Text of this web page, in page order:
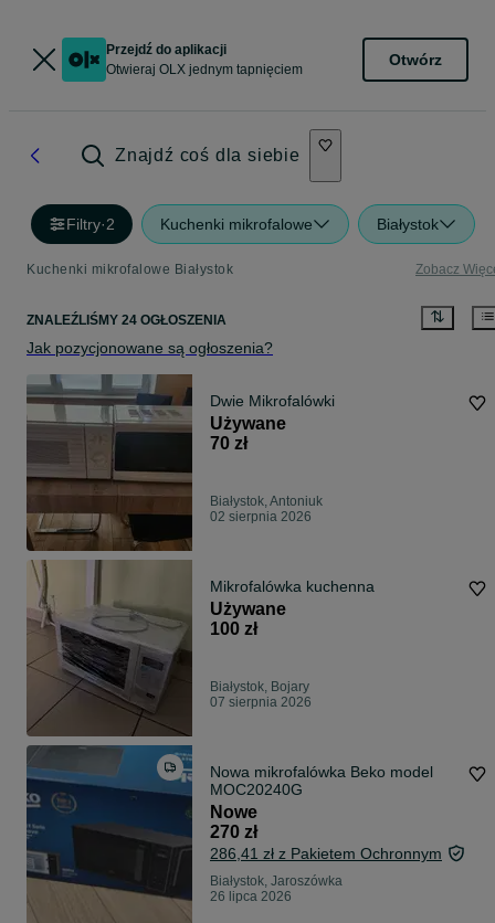
Przejdź do aplikacji
Otwieraj OLX jednym tapnięciem
Otwórz
Znajdź coś dla siebie
Filtry·2 Kuchenki mikrofalowe Białystok
Kuchenki mikrofalowe Białystok Zobacz
ZNALEŹLIŚMY 24 OGŁOSZENIA
Jak pozycjonowane są ogłoszenia?
Dwie Mikrofalówki
Używane
70 zł
Białystok, Antoniuk
02 sierpnia 2026
Mikrofalówka kuchenna
Używane
100 zł
Białystok, Bojary
07 sierpnia 2026
Nowa mikrofalówka Beko model
MOC20240G
Nowe
270 zł
286,41 zł z Pakietem Ochronnym
Białystok, Jaroszówka
26 lipca 2026